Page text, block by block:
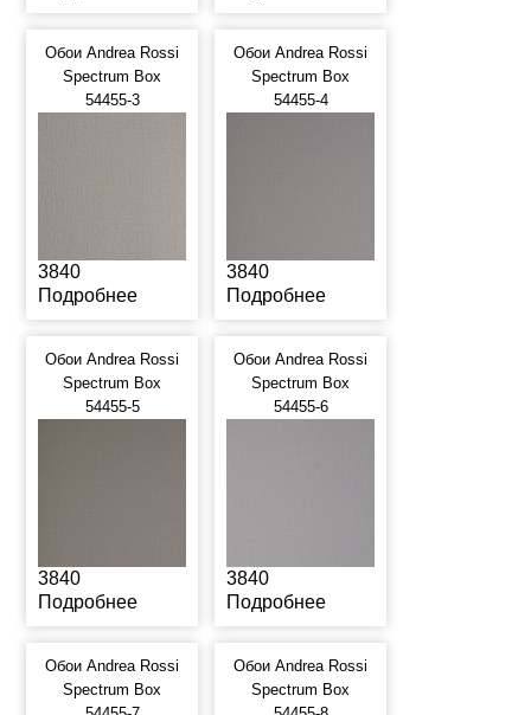
Обои Andrea Rossi
Spectrum Box
54455-3
3840
Подробнее
Обои Andrea Rossi
Spectrum Box
54455-4
3840
Подробнее
Обои Andrea Rossi
Spectrum Box
54455-5
3840
Подробнее
Обои Andrea Rossi
Spectrum Box
54455-6
3840
Подробнее
Обои Andrea Rossi
Spectrum Box
Обои Andrea Rossi
Spectrum Box